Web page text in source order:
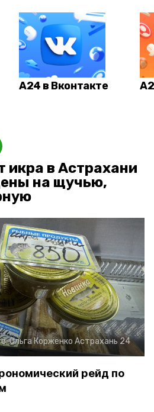
А24 в Вконтакте
икра в Астрахани
на щучью,
Ольга Корженко Астрахань 24
рейд по